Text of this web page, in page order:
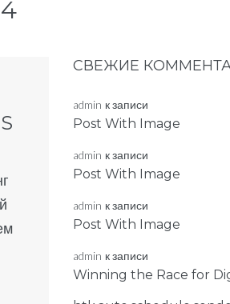
СВЕЖИЕ
admin к записи
Post With Image
admin к записи
Post With Image
admin к записи
Post With Image
admin к записи
Winning the Race for